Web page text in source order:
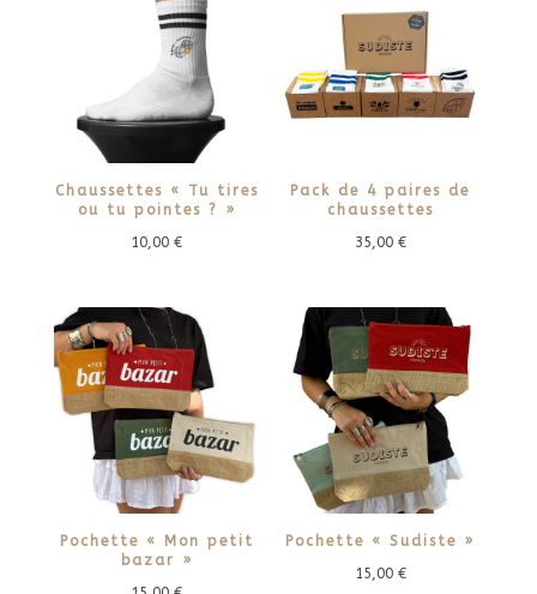
Chaussettes « Tu tires
ou tu pointes ? »
10,00€
Pack de 4 paires de
chaussettes
35,00 €
Pochette « Mon petit
bazar »
Pochette « Sudiste »
15,00 €